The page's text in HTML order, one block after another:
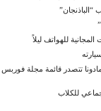
للهواتف ليلاً
دولار.. مادونا تتصدر قائمة مجلة فوربس
للكلاب